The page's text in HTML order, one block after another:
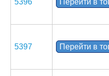
5396 Перейти в
5397 Перейти в